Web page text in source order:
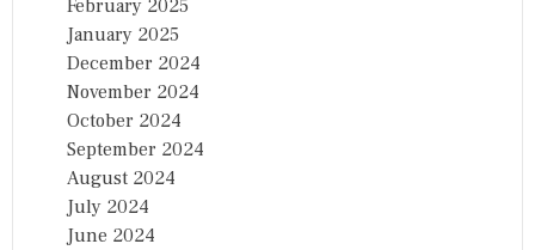
February 2025
January 2025
December 2024
November 2024
October 2024
September 2024
August 2024
July 2024
June 2024